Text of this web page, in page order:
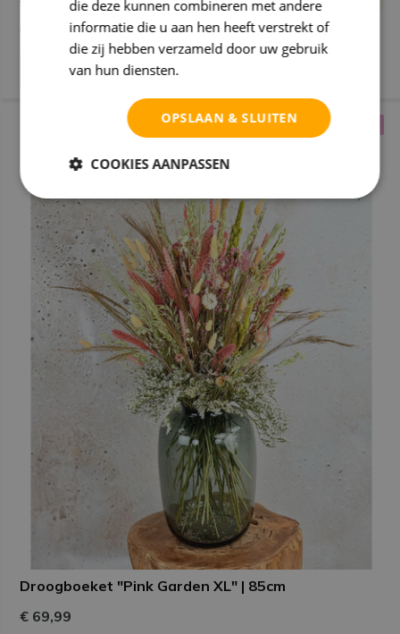
Vrijdag bezorgd
(22)
Droogboeket "Pink Garden XL" | 85cm
ZACHT & SFEERVOL
€ 69,99
die deze kunnen combineren met andere
informatie die u aan hen heeft verstrekt of
die zij hebben verzameld door uw gebruik
van hun diensten.
OPSLAAN & SLUITEN
COOKIES AANPASSEN